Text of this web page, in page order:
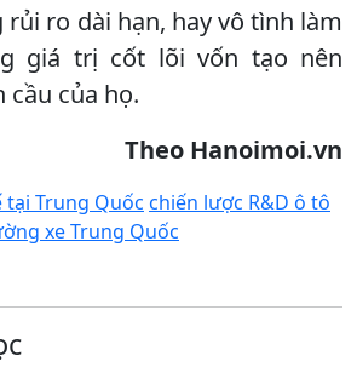
ro dài hạn, hay vô tình làm
giá trị cốt lõi vốn tạo nên
cầu của họ.
Theo Hanoimoi.vn
Trung Quốc chiến lược R&D ô tô
xe Trung Quốc